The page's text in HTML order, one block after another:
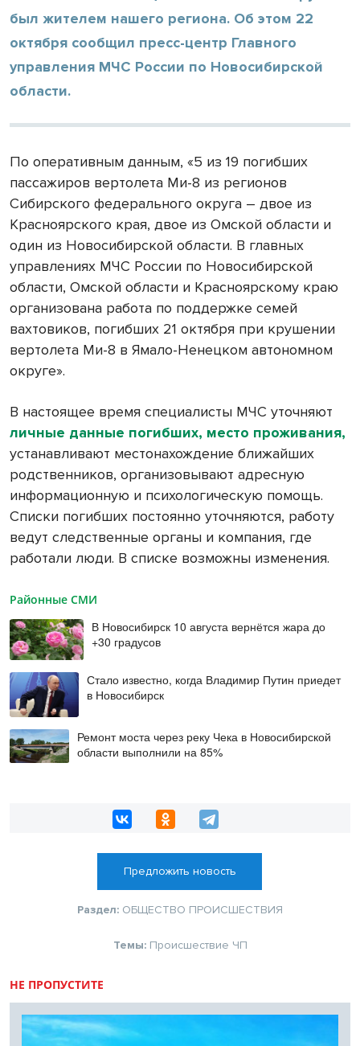
был жителем нашего региона. Об этом 22
октября сообщил пресс-центр Главного
управления МЧС России по Новосибирской
области.
По оперативным данным, «5 из 19 погибших
пассажиров вертолета Ми-8 из регионов
Сибирского федерального округа – двое из
Красноярского края, двое из Омской области и
один из Новосибирской области. В главных
управлениях МЧС России по Новосибирской
области, Омской области и Красноярскому краю
организована работа по поддержке семей
вахтовиков, погибших 21 октября при крушении
вертолета Ми-8 в Ямало-Ненецком автономном
округе».
В настоящее время специалисты МЧС уточняют
личные данные погибших, место проживания,
устанавливают местонахождение ближайших
родственников, организовывают адресную
информационную и психологическую помощь.
Списки погибших постоянно уточняются, работу
ведут следственные органы и компания, где
работали люди. В списке возможны изменения.
Районные СМИ
В Новосибирск 10 августа вернётся жара до
+30 градусов
Стало известно, когда Владимир Путин приедет
в Новосибирск
Ремонт моста через реку Чека в Новосибирской
области выполнили на 85%
Предложить новость
Раздел: ОБЩЕСТВО ПРОИСШЕСТВИЯ
Темы: Происшествие ЧП
НЕ ПРОПУСТИТЕ